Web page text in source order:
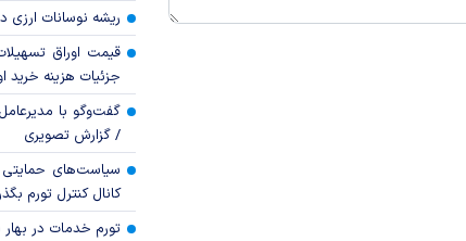
ریشه نوسانات ارزی
قیمت اوراق
جزئیات هزینه خرید
گفت‌وگو با
/ گزارش تصویری
سیاست‌های حمایتی
کانال کنترل تورم
تورم خدمات در بهار ۱۴۰۵ چقدر شد؟